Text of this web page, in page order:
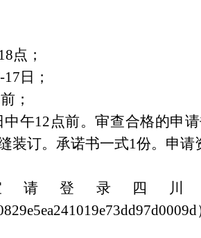
点；
日；
；
中午12点前。审查合格的申
装订。承诺书一式1份。申请
请登录四川